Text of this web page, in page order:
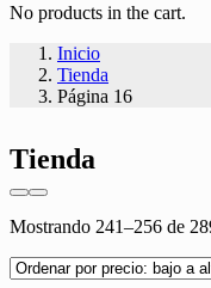
No products in the cart.
Inicio
Tienda
Página 16
Tienda
Mostrando 241–256 de